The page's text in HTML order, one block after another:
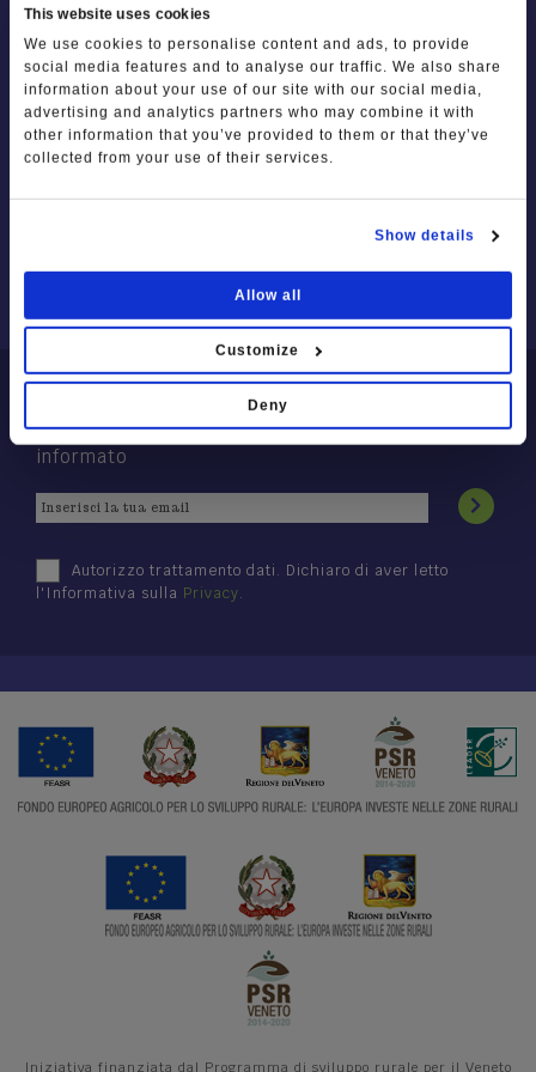
This website uses cookies
We use cookies to personalise content and ads, to provide
social media features and to analyse our traffic. We also share
information about your use of our site with our social media,
advertising and analytics partners who may combine it with
other information that you’ve provided to them or that they’ve
collected from your use of their services.
Show details
Allow all
Customize
Deny
Lessinia: Incanto della Montagna tra
Cultura, Sport e Sapori
I COMUNI
Grezzana
Cerro Veronese
San Mauro di Saline
Selva di Progno
Velo Veronese
Le dieci cose da fare in Lessinia
Ti racconto la Lessinia
Notizie
Piazze, Chiese e Simboli religiosi
SPORT E AVVENTURA
Trekking e percorsi
A cavallo in Lessinia
Lo sci ed altri sport invernali
Palestre a cielo aperto
Associazioni sportive e Guide Ambientali
PROGETTO DESTINAZIONE LESSINIA
IL PROGETTO
NEWSLETTER
Iscriviti alla newsletter per essere sempre
informato
Autorizzo trattamento dati. Dichiaro di aver letto
l'Informativa sulla Privacy.
Iniziativa finanziata dal Programma di sviluppo rurale per il Veneto